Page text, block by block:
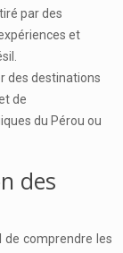
par des
et
des destinations
de
du Pérou ou
des
comprendre les